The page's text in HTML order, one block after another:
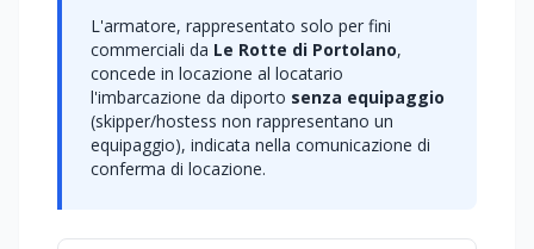
L'armatore, rappresentato solo per fini
commerciali da Le Rotte di Portolano,
concede in locazione al locatario
l'imbarcazione da diporto senza equipaggio
(skipper/hostess non rappresentano un
equipaggio), indicata nella comunicazione di
conferma di locazione.